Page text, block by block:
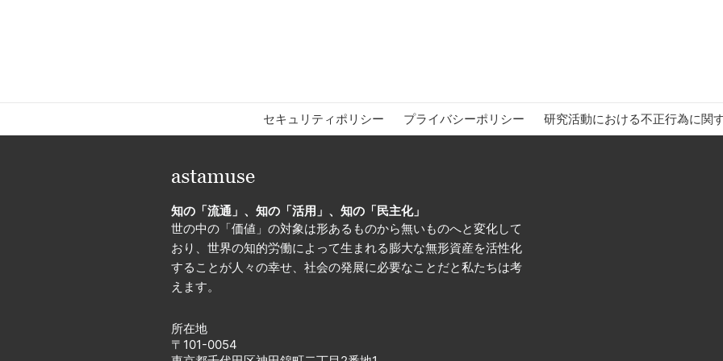
セキュリティポリシー プライバシーポリシー 研究活動における不正行為に関
知の「流通」、知の「活用」、知の「民主化」
世の中の「価値」の対象は形あるものから無いものへと変化して
おり、世界の知的労働によって生まれる膨大な無形資産を活性化
することが人々の幸せ、社会の発展に必要なことだと私たちは考
えます。
所在地
〒101-0054